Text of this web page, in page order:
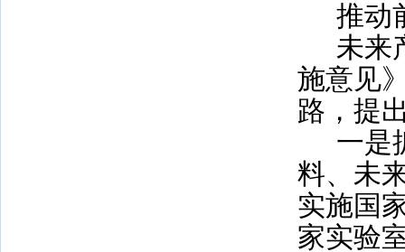
推动
未来
施意见
路，提
一是
料、未
实施国
家实验